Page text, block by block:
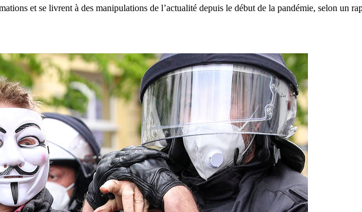
et se livrent à des manipulations de l’actualité depuis le début de la pandémie, selon un